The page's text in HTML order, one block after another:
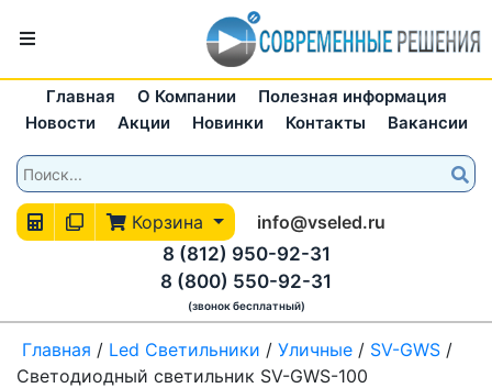
Главная О Компании
Полезная информация
Новости
Акции Новинки Контакты Вакансии
Корзина
info@vseled.ru
8 (812) 950-92-31
8 (800) 550-92-31
(звонок бесплатный)
Главная / Led Светильники / Уличные / SV-GWS /
Светодиодный светильник SV-GWS-100